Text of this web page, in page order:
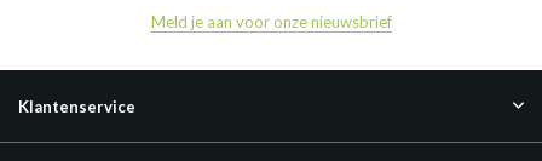
Meld je aan voor onze nieuwsbrief
Klantenservice